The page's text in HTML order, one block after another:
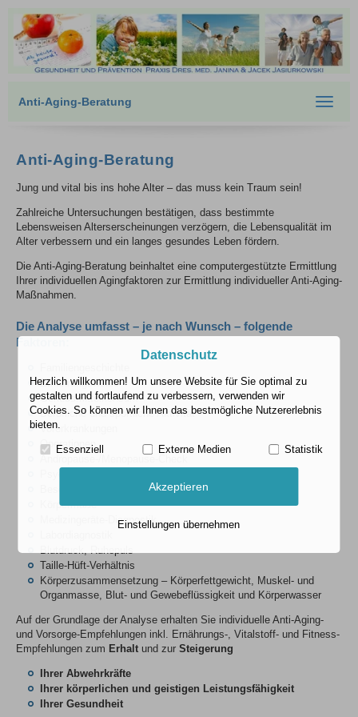
Anti-Aging-Beratung
Toggle
Anti-Aging-Beratung
Jung und vital bis ins hohe Alter – das muss kein Traum sein!
Zahlreiche Untersuchungen bestätigen, dass bestimmte
Lebensweisen Alterserscheinungen verzögern, die Lebensqualität im
Alter verbessern und ein langes gesundes Leben fördern.
Die Anti-Aging-Beratung beinhaltet eine computergestützte Ermittlung
Ihrer individuellen Agingfaktoren zur Ermittlung individueller Anti-Aging-
Maßnahmen.
Die Analyse umfasst – je nach Wunsch – folgende
Faktoren:
Ernährungsweise
Genussmittelkonsum
Berufliche und sportliche Aktivität
Vorerkrankungen
Operationen
Beschwerden und Symptome
Körpermaße
Medizingeräte-Diagnostik
Blutdruck, Ruhepuls
Taille-Hüft-Verhältnis
Körperzusammensetzung – Körperfettgewicht, Muskel- und
Organmasse, Blut- und Gewebeflüssigkeit und Körperwasser
Auf der Grundlage der Analyse erhalten Sie individuelle Anti-Aging-
und Vorsorge-Empfehlungen inkl. Ernährungs-, Vitalstoff- und Fitness-
Empfehlungen zum Erhalt und zur Steigerung
Ihrer Abwehrkräfte
Ihrer körperlichen und geistigen Leistungsfähigkeit
Ihrer Gesundheit
Datenschutz
Herzlich willkommen! Um unsere Website für Sie optimal zu
gestalten und fortlaufend zu verbessern, verwenden wir
Cookies. So können wir Ihnen das bestmögliche Nutzererlebnis
bieten.
Essenziell Externe Medien Statistik
Akzeptieren
Einstellungen übernehmen